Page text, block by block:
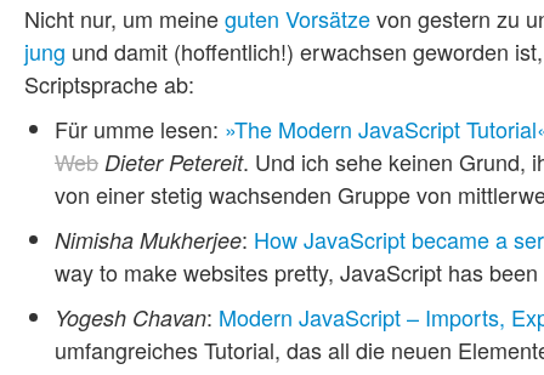
Nicht nur, um meineguten Vorsätzevon gestern zu
jung und damit (hoffentlich!) erwachsen geworden
Scriptsprache ab:
Für umme lesen: »The Modern JavaScript
Web Dieter Petereit. Und ich sehe keinen Grund,
von einer stetig wachsenden Gruppe von
Nimisha Mukherjee: How JavaScript became a
way to make websites pretty, JavaScript has
Yogesh Chavan: Modern JavaScript – Imports,
umfangreiches Tutorial, das all die neuen